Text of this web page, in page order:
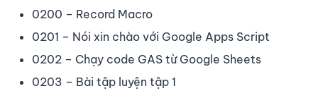
0200 – Record Macro
0201 – Nói xin chào với Google Apps Script
0202 – Chạy code GAS từ Google Sheets
0203 – Bài tập luyện tập 1